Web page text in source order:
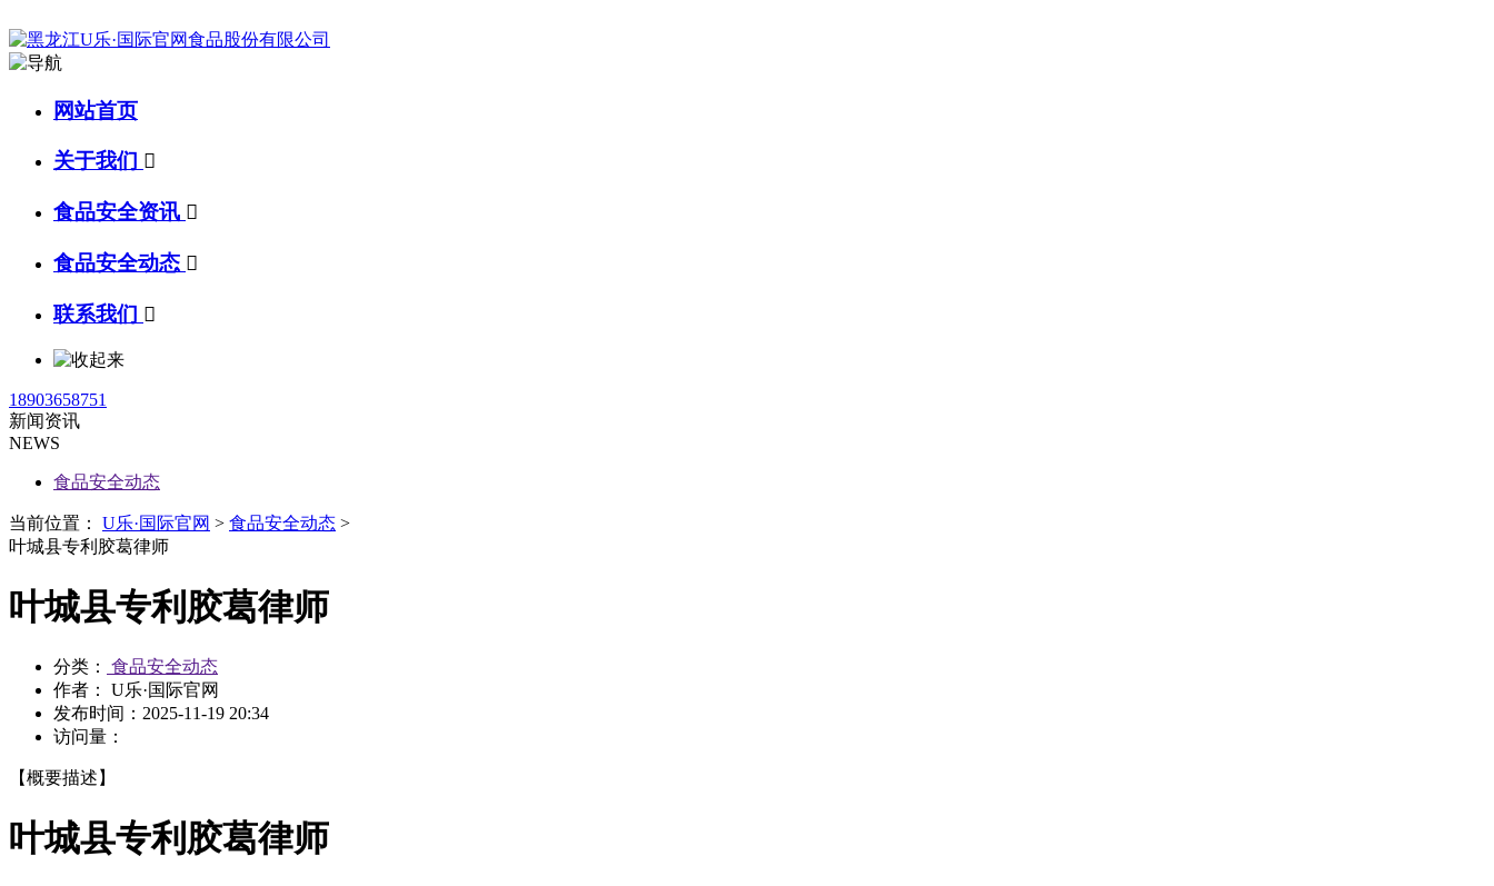
网站首页
关于我们 
食品安全资讯 
食品安全动态 
联系我们 
18903658751
新闻资讯
NEWS
食品安全动态
当前位置： U乐·国际官网 > 食品安全动态 >
叶城县专利胶葛律师
叶城县专利胶葛律师
分类：
食品安全动态
作者： U乐·国际官网
发布时间： 2025-11-19 20:34
访问量：
【概要描述】
叶城县专利胶葛律师